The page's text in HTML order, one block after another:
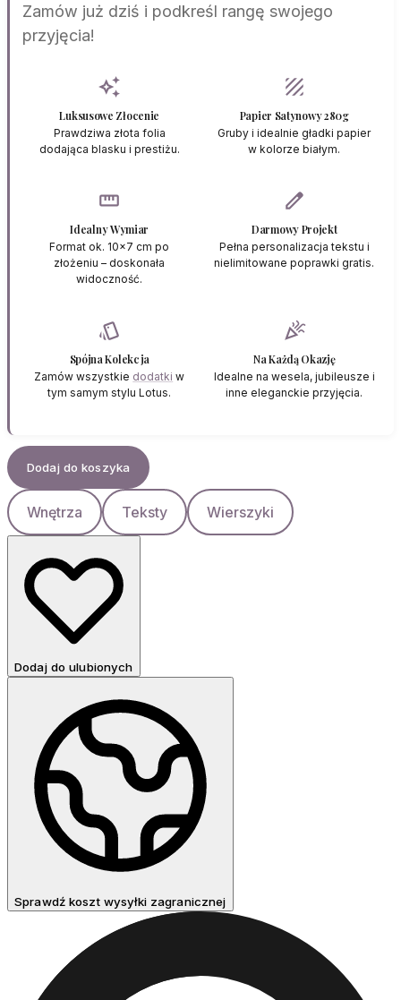
Zamów już dziś i podkreśl rangę swojego
przyjęcia!
auto_awesome
Luksusowe Złocenie
Prawdziwa złota folia
dodająca blasku i prestiżu.
texture
Papier Satynowy 280g
Gruby i idealnie gładki papier
w kolorze białym.
straighten
Idealny Wymiar
Format ok. 10x7 cm po
złożeniu – doskonała
widoczność.
edit
Darmowy Projekt
Pełna personalizacja tekstu i
nielimitowane poprawki gratis.
style
Spójna Kolekcja
Zamów wszystkie dodatki w
tym samym stylu Lotus.
celebration
Na Każdą Okazję
Idealne na wesela, jubileusze i
inne eleganckie przyjęcia.
Dodaj do koszyka
Wnętrza Teksty Wierszyki
Dodaj do ulubionych
Sprawdź koszt wysyłki zagranicznej